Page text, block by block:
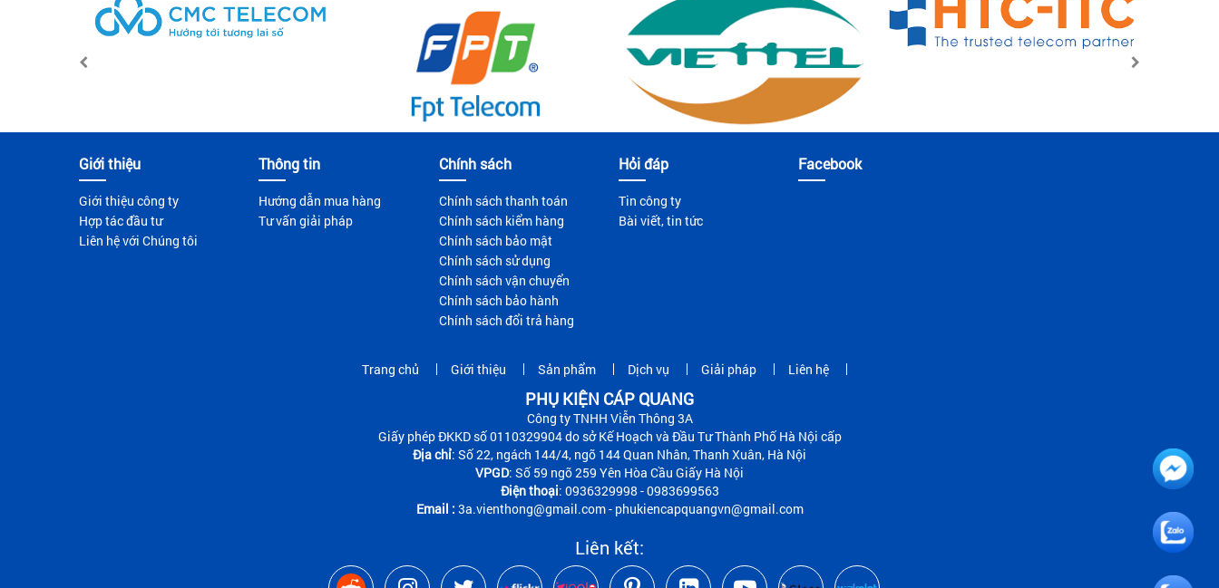
Giới thiệu
Giới thiệu công ty
Hợp tác đầu tư
Liên hệ với Chúng tôi
Thông tin
Hướng dẫn mua hàng
Tư vấn giải pháp
Chính sách
Chính sách thanh toán
Chính sách kiểm hàng
Chính sách bảo mật
Chính sách sử dụng
Chính sách vận chuyển
Chính sách bảo hành
Chính sách đổi trả hàng
Hỏi đáp
Tin công ty
Bài viết, tin tức
Facebook
Trang chủ Giới thiệu Sản phẩm Dịch vụ Giải pháp Liên hệ
PHỤ KIỆN CÁP QUANG
Công ty TNHH Viễn Thông 3A
Giấy phép ĐKKD số 0110329904 do sở Kế Hoạch và Đầu Tư Thành Phố Hà Nội cấp
Địa chỉ: Số 22, ngách 144/4, ngõ 144 Quan Nhân, Thanh Xuân, Hà Nội
VPGD: Số 59 ngõ 259 Yên Hòa Cầu Giấy Hà Nội
Điện thoại: 0936329998 - 0983699563
Email : 3a.vienthong@gmail.com - phukiencapquangvn@gmail.com
Liên kết: